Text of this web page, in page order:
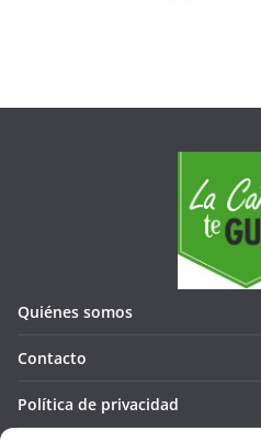
Quiénes somos
Contacto
Política de privacidad